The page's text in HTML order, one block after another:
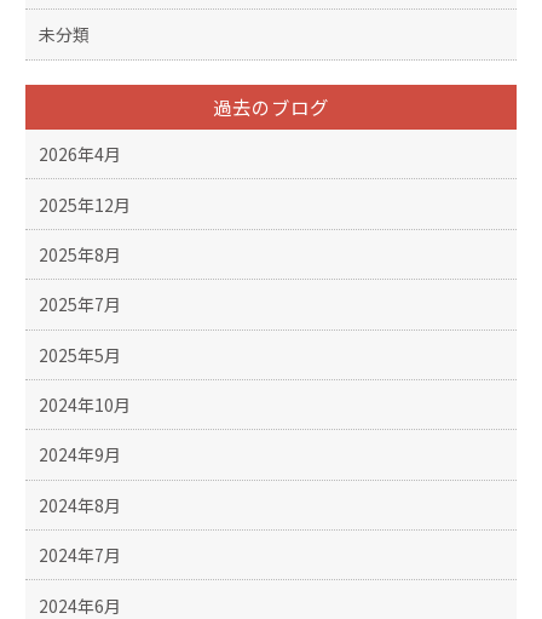
未分類
過去のブログ
2026年4月
2025年12月
2025年8月
2025年7月
2025年5月
2024年10月
2024年9月
2024年8月
2024年7月
2024年6月